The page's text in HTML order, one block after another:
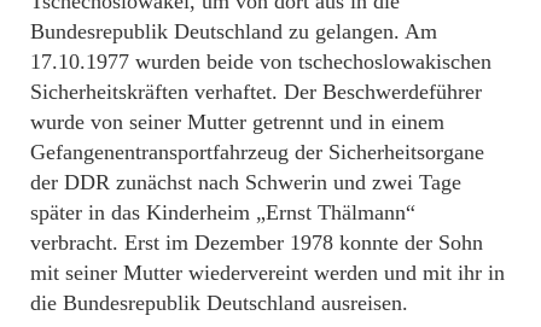
Bundesrepublik Deutschland zu gelangen. Am
17.10.1977 wurden beide von tschechoslowakischen
Sicherheitskräften verhaftet. Der Beschwerdeführer
wurde von seiner Mutter getrennt und in einem
Gefangenentransportfahrzeug der Sicherheitsorgane
der DDR zunächst nach Schwerin und zwei Tage
später in das Kinderheim „Ernst Thälmann“
verbracht. Erst im Dezember 1978 konnte der Sohn
mit seiner Mutter wiedervereint werden und mit ihr in
die Bundesrepublik Deutschland ausreisen.